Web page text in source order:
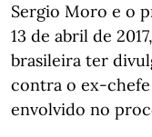
Sergio Moro e o
13 de abril de
brasileira ter
contra o ex-chefe
envolvido no